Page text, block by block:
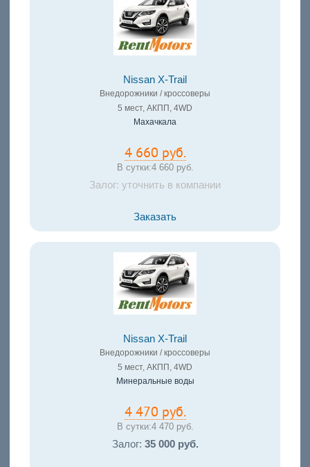
Nissan X-Trail
Внедорожники / кроссоверы
5 мест, АКПП, 4WD
Махачкала
4 660 руб.
В сутки:4 660 руб.
Залог: уточнить в компании
Заказать
Nissan X-Trail
Внедорожники / кроссоверы
5 мест, АКПП, 4WD
Минеральные воды
4 470 руб.
В сутки:4 470 руб.
Залог: 35 000 руб.